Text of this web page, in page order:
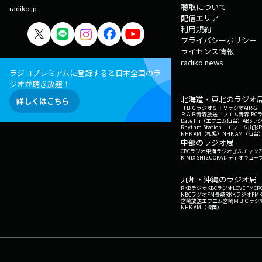
radiko.jp
ラジコプレミアムに登録すると日本全国のラ
ジオが聴き放題！
詳しくはこちら
聴取について
配信エリア
利用規約
プライバシーポリシー
ライセンス情報
radiko news
北海道・東北のラジオ
ＨＢＣラジオＳＴＶラジオAIR-G'
ＲＡＢ青森放送エフエム青森IBC
Date fm（エフエム仙台） ABSラ
Rhythm Station エフエム山形
NHK AM（札幌） NHK AM（仙台
中部のラジオ局
CBCラジオ東海ラジオぎふチャン
K-MIX SHIZUOKAレディオキュー
九州・沖縄のラジオ局
RKBラジオKBCラジオLOVE FM
NBCラジオFM長崎RKKラジオ
宮崎放送エフエム宮崎ＭＢＣラジ
NHK AM（福岡）